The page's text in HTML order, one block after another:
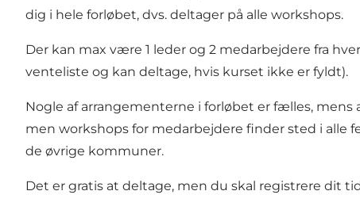
dig i hele forløbet, dvs. deltager på alle workshops.
Der kan max være 1 leder og 2 medarbejdere fra
venteliste og kan deltage, hvis kurset ikke er fyldt).
Nogle af arrangementerne i forløbet er fælles,
men workshops for medarbejdere finder sted i alle
de øvrige kommuner.
Det er gratis at deltage, men du skal registrere dit